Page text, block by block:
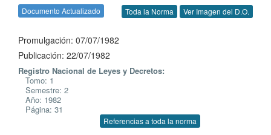
Documento Actualizado Toda la Norma Ver Imagen del D.O.
Promulgación: 07/07/1982
Publicación: 22/07/1982
Registro Nacional de Leyes y Decretos:
Tomo: 1
Semestre: 2
Año: 1982
Página: 31
Referencias a toda la norma